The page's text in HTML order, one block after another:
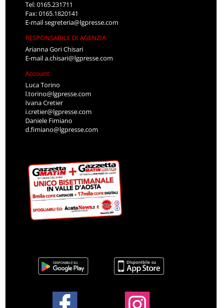
Tel: 0165.231711
Fax: 0165.1820141
E-mailsegreteria@lgpresse.com
RESPONSABILE DI AGENZIA
Arianna Gori Chisari
E-maila.chisari@lgpresse.com
Account
Luca Torino
l.torino@lgpresse.com
Ivana Cretier
i.cretier@lgpresse.com
Daniele Fimiano
d.fimiano@lgpresse.com